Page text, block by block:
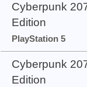
Cyberpunk
Edition
PlayStation 5
Cyberpunk
Edition